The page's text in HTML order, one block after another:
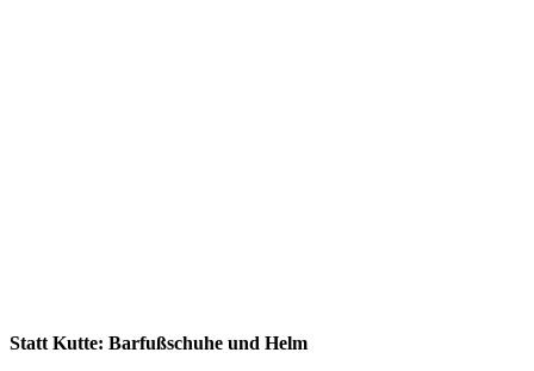
Statt Kutte: Barfußschuhe und Helm